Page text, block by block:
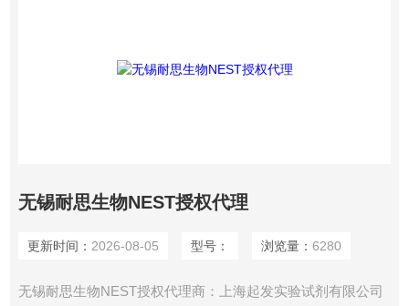
无锡耐思生物NEST授权代理
更新时间： 2026-08-05 型号： 浏览量： 6280
无锡耐思生物NEST授权代理商：上海起发实验试剂有限公司